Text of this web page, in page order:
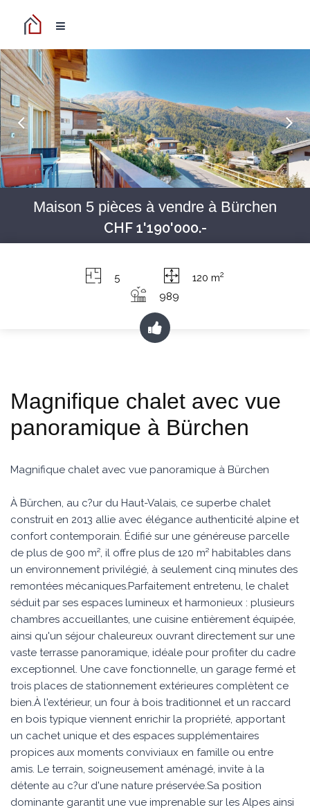
Maison 5 pièces à vendre à Bürchen
CHF 1'190'000.-
5 120 m2
989
Magnifique chalet avec vue
panoramique à Bürchen
Magnifique chalet avec vue panoramique à Bürchen
À Bürchen, au c?ur du Haut-Valais, ce superbe chalet
construit en 2013 allie avec élégance authenticité alpine et
confort contemporain. Édifié sur une généreuse parcelle
de plus de 900 m², il offre plus de 120 m² habitables dans
un environnement privilégié, à seulement cinq minutes des
remontées mécaniques.Parfaitement entretenu, le chalet
séduit par ses espaces lumineux et harmonieux : plusieurs
chambres accueillantes, une cuisine entièrement équipée,
ainsi qu'un séjour chaleureux ouvrant directement sur une
vaste terrasse panoramique, idéale pour profiter du cadre
exceptionnel. Une cave fonctionnelle, un garage fermé et
trois places de stationnement extérieures complètent ce
bien.À l'extérieur, un four à bois traditionnel et un raccard
en bois typique viennent enrichir la propriété, apportant
un cachet unique et des espaces supplémentaires
propices aux moments conviviaux en famille ou entre
amis. Le terrain, soigneusement aménagé, invite à la
détente au c?ur d'une nature préservée.Sa position
dominante garantit une vue imprenable sur les Alpes ainsi